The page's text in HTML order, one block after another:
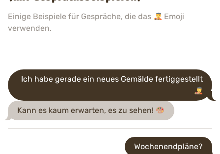
Einige Beispiele für Gespräche, die das
Emoji
verwenden.
Ich habe gerade ein neues Gemälde fertiggestellt
Kann es kaum erwarten, es zu sehen!
Wochenendpläne?